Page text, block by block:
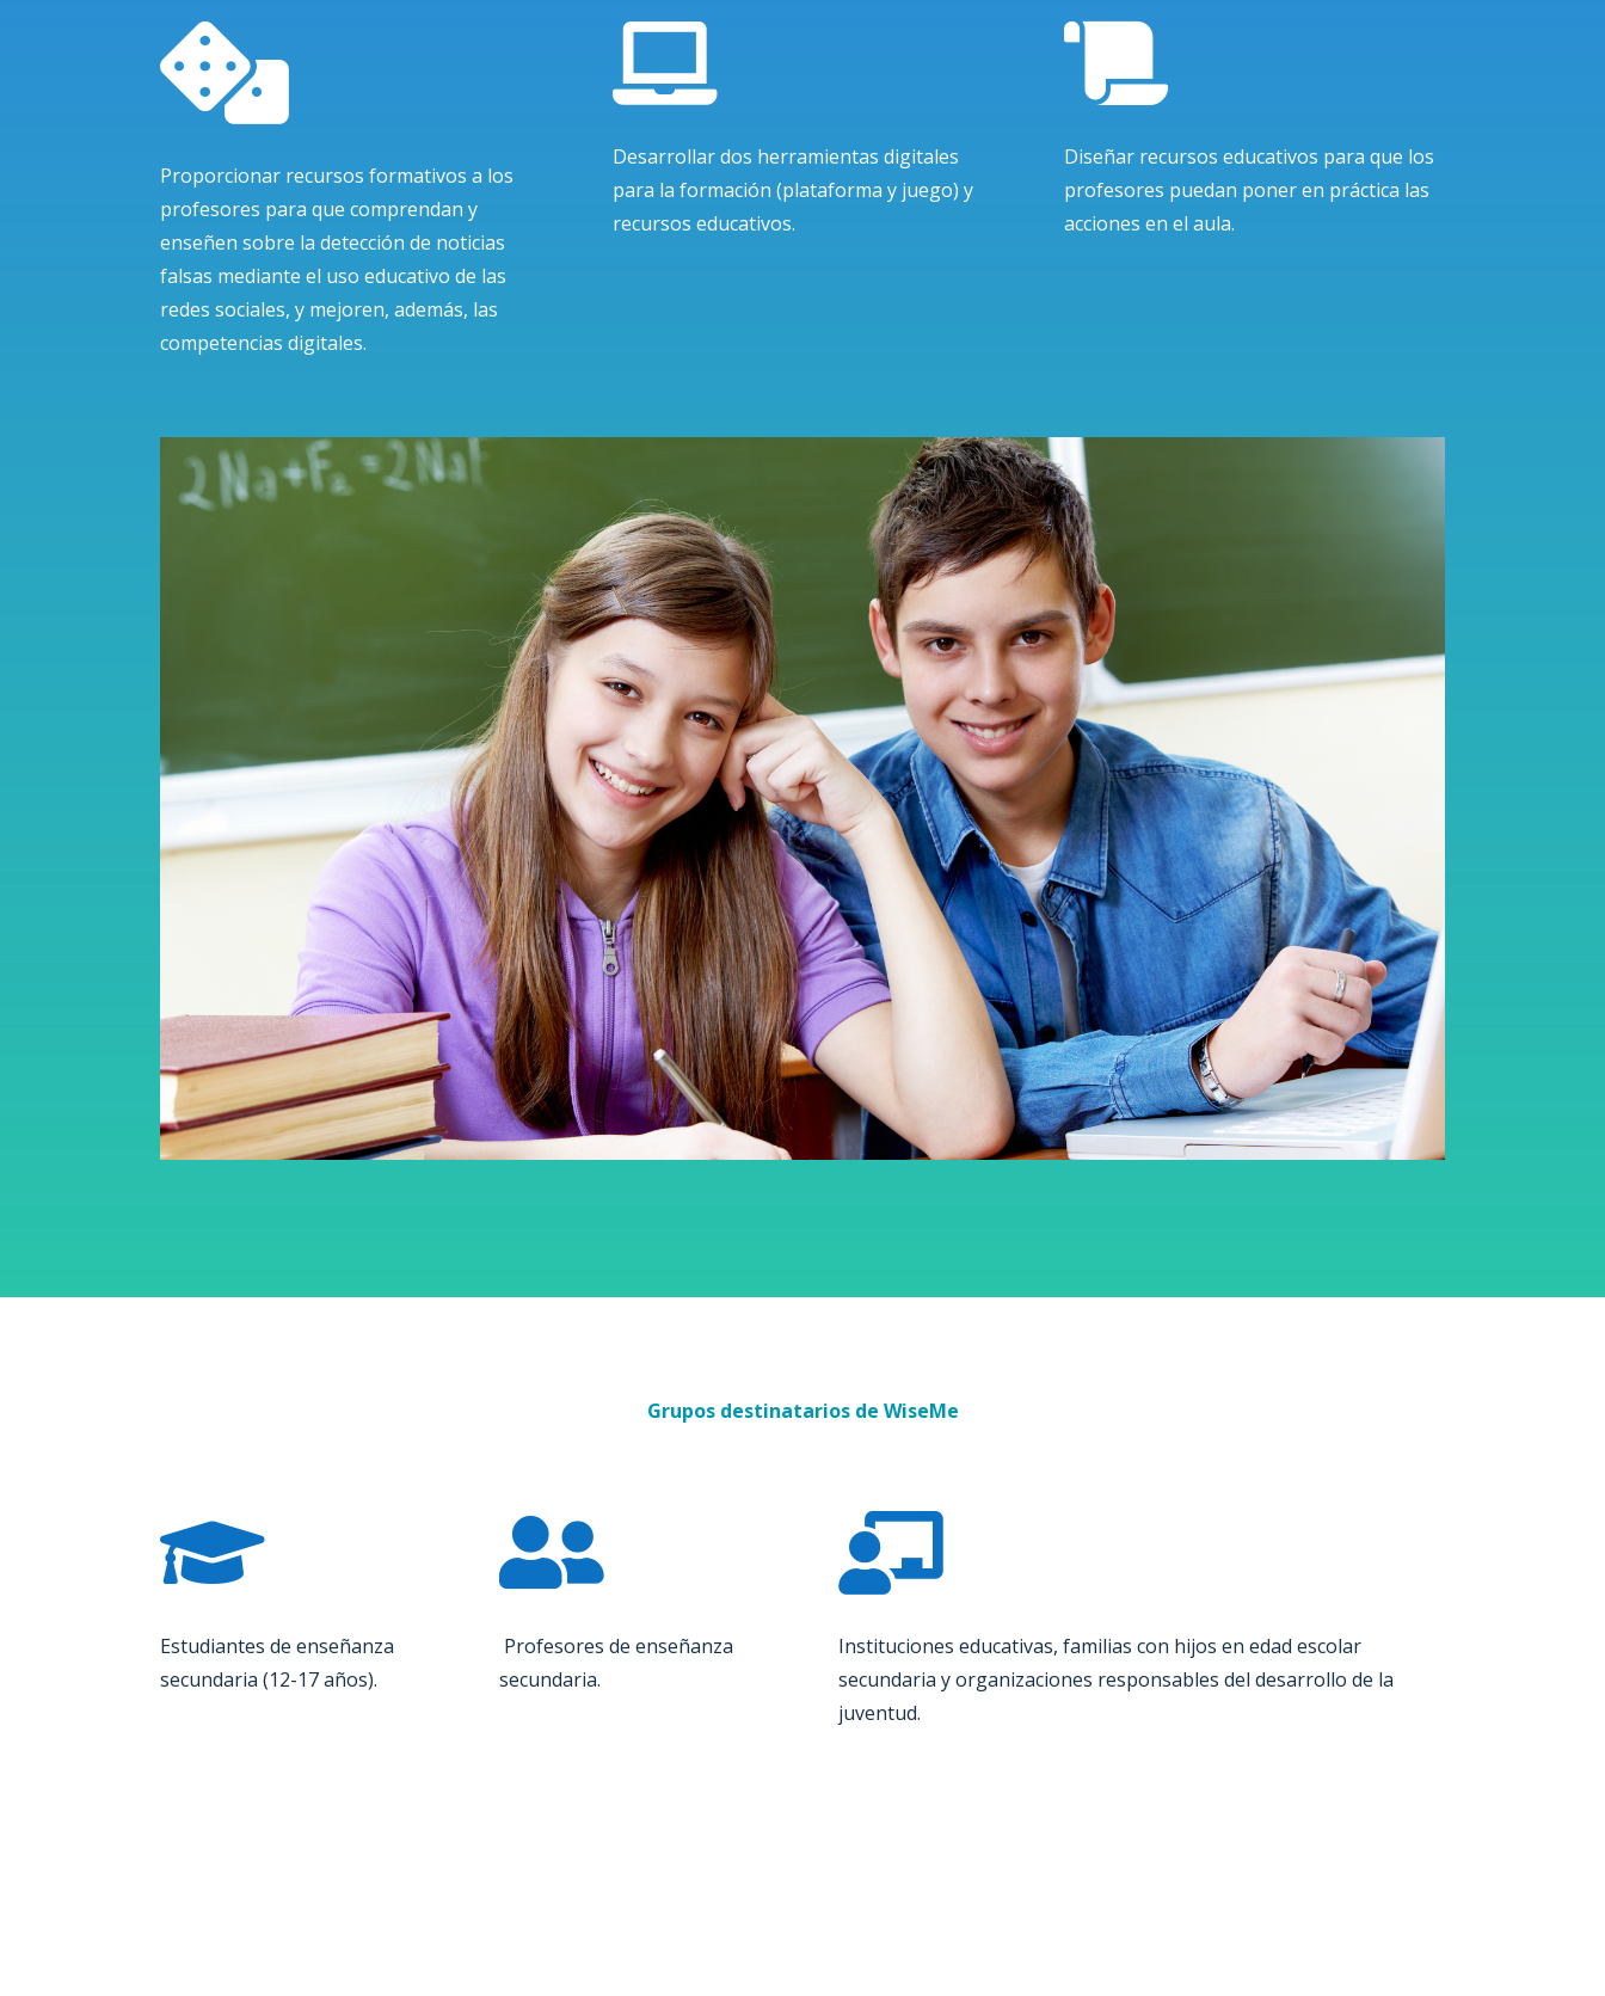

Proporcionar recursos formativos a los
profesores para que comprendan y
enseñen sobre la detección de noticias
falsas mediante el uso educativo de las
redes sociales, y mejoren, además, las
competencias digitales.

Desarrollar dos herramientas digitales
para la formación (plataforma y juego) y
recursos educativos.

Diseñar recursos educativos para que los
profesores puedan poner en práctica las
acciones en el aula.
Grupos destinatarios de WiseMe

Estudiantes de enseñanza
secundaria (12-17 años).

Profesores de enseñanza
secundaria.

Instituciones educativas, familias con hijos en edad escolar
secundaria y organizaciones responsables del desarrollo de la
juventud.